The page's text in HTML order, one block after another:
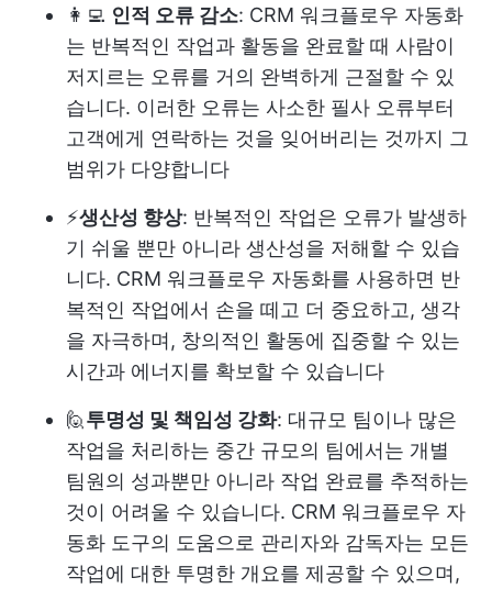
👩‍💻 인적 오류 감소: CRM 워크플로우 자동화
는 반복적인 작업과 활동을 완료할 때 사람이
저지르는 오류를 거의 완벽하게 근절할 수 있
습니다. 이러한 오류는 사소한 필사 오류부터
고객에게 연락하는 것을 잊어버리는 것까지 그
범위가 다양합니다
⚡️생산성 향상: 반복적인 작업은 오류가 발생하
기 쉬울 뿐만 아니라 생산성을 저해할 수 있습
니다. CRM 워크플로우 자동화를 사용하면 반
복적인 작업에서 손을 떼고 더 중요하고, 생각
을 자극하며, 창의적인 활동에 집중할 수 있는
시간과 에너지를 확보할 수 있습니다
🙋투명성 및 책임성 강화: 대규모 팀이나 많은
작업을 처리하는 중간 규모의 팀에서는 개별
팀원의 성과뿐만 아니라 작업 완료를 추적하는
것이 어려울 수 있습니다. CRM 워크플로우 자
동화 도구의 도움으로 관리자와 감독자는 모든
작업에 대한 투명한 개요를 제공할 수 있으며,